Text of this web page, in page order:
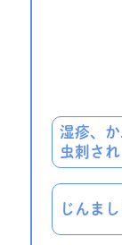
湿疹、か
虫刺され
じんま